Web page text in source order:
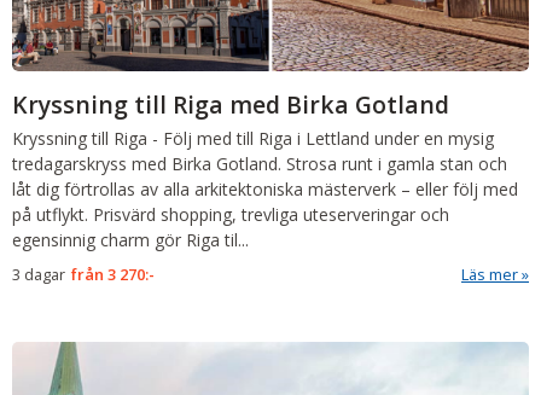
Kryssning till Riga med Birka Gotland
Kryssning till Riga - Följ med till Riga i Lettland under en mysig
tredagarskryss med Birka Gotland. Strosa runt i gamla stan och
låt dig förtrollas av alla arkitektoniska mästerverk – eller följ med
på utflykt. Prisvärd shopping, trevliga uteserveringar och
egensinnig charm gör Riga til...
3 dagar från3 270:- Läs mer